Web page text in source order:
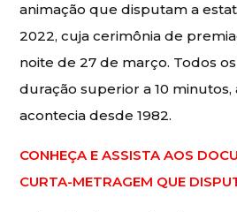
animação que disputam a
2022, cuja cerimônia de
noite de 27 de março. Todos
duração superior a 10
acontecia desde 1982.
CONHEÇA E ASSISTA AOS
CURTA-METRAGEM QUE